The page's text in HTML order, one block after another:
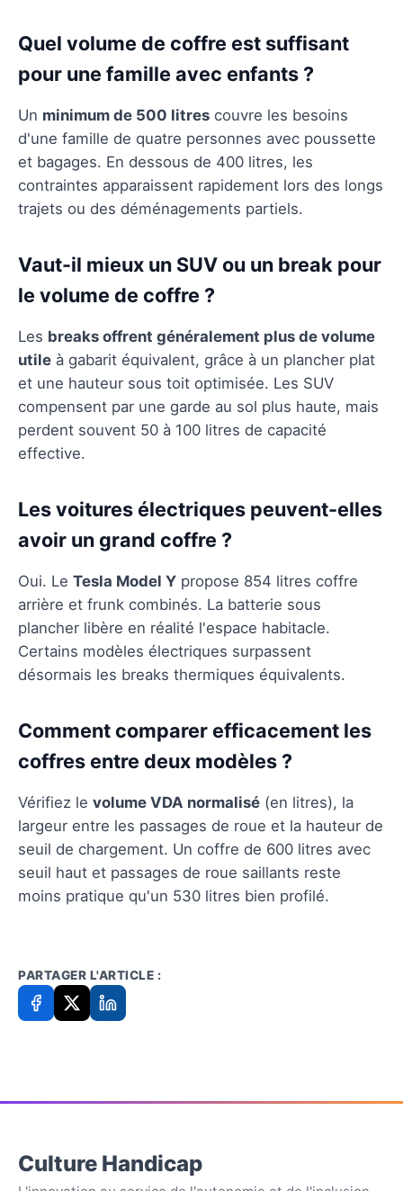
Quel volume de coffre est suffisant
pour une famille avec enfants ?
Un minimum de 500 litres couvre les besoins
d'une famille de quatre personnes avec poussette
et bagages. En dessous de 400 litres, les
contraintes apparaissent rapidement lors des longs
trajets ou des déménagements partiels.
Vaut-il mieux un SUV ou un break pour
le volume de coffre ?
Les breaks offrent généralement plus de volume
utile à gabarit équivalent, grâce à un plancher plat
et une hauteur sous toit optimisée. Les SUV
compensent par une garde au sol plus haute, mais
perdent souvent 50 à 100 litres de capacité
effective.
Les voitures électriques peuvent-elles
avoir un grand coffre ?
Oui. Le Tesla Model Y propose 854 litres coffre
arrière et frunk combinés. La batterie sous
plancher libère en réalité l'espace habitacle.
Certains modèles électriques surpassent
désormais les breaks thermiques équivalents.
Comment comparer efficacement les
coffres entre deux modèles ?
Vérifiez le volume VDA normalisé (en litres), la
largeur entre les passages de roue et la hauteur de
seuil de chargement. Un coffre de 600 litres avec
seuil haut et passages de roue saillants reste
moins pratique qu'un 530 litres bien profilé.
PARTAGER L'ARTICLE :
Culture Handicap